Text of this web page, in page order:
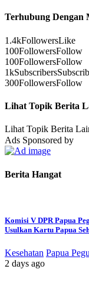
Terhubung Dengan
1.4kFollowersLike
100FollowersFollow
100FollowersFollow
1kSubscribers
300FollowersFollow
Lihat Topik Berita
Lihat Topik Berita
Ads Sponsored by
Berita Hangat
Komisi V DPR Papua
Usulkan Kartu Papua
Kesehatan Papua
2 days ago